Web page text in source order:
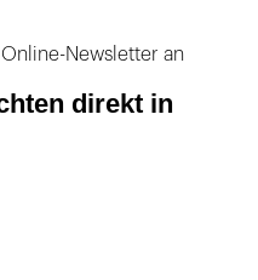
Newsletter an
direkt in